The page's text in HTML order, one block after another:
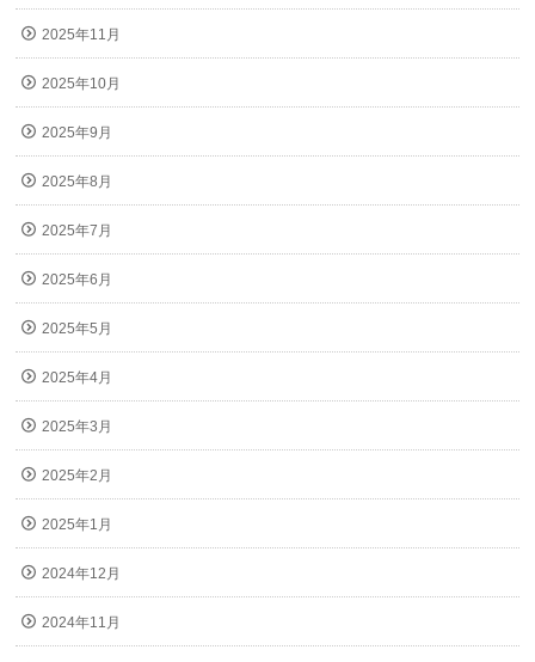
2025年11月
2025年10月
2025年9月
2025年8月
2025年7月
2025年6月
2025年5月
2025年4月
2025年3月
2025年2月
2025年1月
2024年12月
2024年11月